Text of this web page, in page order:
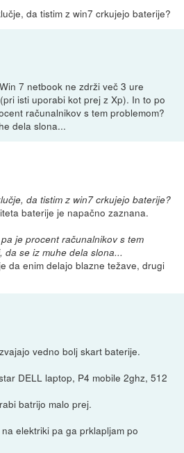
da tistim z win7 crkujejo baterije?
7 netbook ne zdrži več 3 ure
isti uporabi kot prej z Xp). In to po
računalnikov s tem problemom?
dela slona...
da tistim z win7 crkujejo baterije?
baterije je napačno zaznana.
je procent računalnikov s tem
da se iz muhe dela slona...
da enim delajo blazne težave, drugi
vedno bolj skart baterije.
DELL laptop, P4 mobile 2ghz, 512
batrijo malo prej.
elektriki pa ga prklapljam po